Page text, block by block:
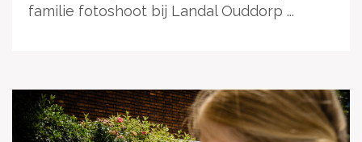
familie fotoshoot bij Landal Ouddorp ...